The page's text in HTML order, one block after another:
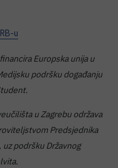
u
Europska unija u
podršku događanju
u Zagrebu održava
Predsjednika
podršku Državnog